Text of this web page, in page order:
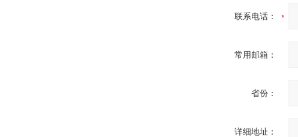
联系电话：
常用邮箱：
省份：
详细地址：